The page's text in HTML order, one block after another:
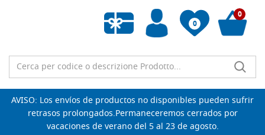
0
Lista de deseos vacía
0
AVISO: Los envíos de productos no disponibles pueden sufrir
retrasos prolongados.Permaneceremos cerrados por
vacaciones de verano del 5 al 23 de agosto.